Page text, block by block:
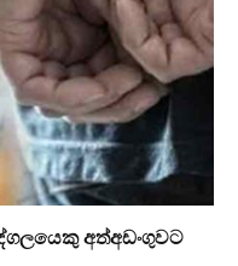
අත්අඩංගුවට